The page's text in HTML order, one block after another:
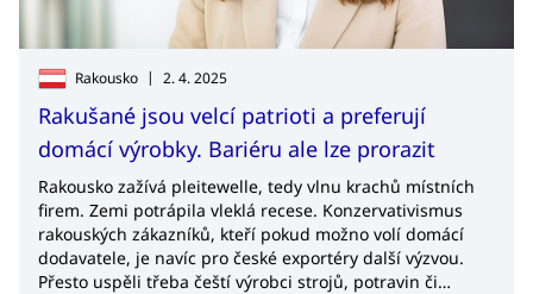
Rakousko | 2. 4. 2025
Rakušané jsou velcí patrioti a preferují
domácí výrobky. Bariéru ale lze prorazit
Rakousko zažívá pleitewelle, tedy vlnu krachů místních
firem. Zemi potrápila vleklá recese. Konzervativismus
rakouských zákazníků, kteří pokud možno volí domácí
dodavatele, je navíc pro české exportéry další výzvou.
Přesto uspěli třeba čeští výrobci strojů, potravin či